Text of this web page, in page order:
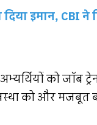
इमान, CBI ने
को जॉब
को और मजबूत